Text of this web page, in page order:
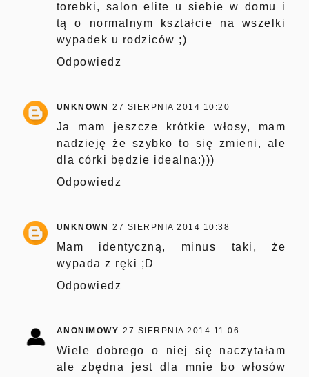
torebki, salon elite u siebie w domu i
tą o normalnym kształcie na wszelki
wypadek u rodziców ;)
Odpowiedz
UNKNOWN 27 SIERPNIA 2014 10:20
Ja mam jeszcze krótkie włosy, mam
nadzieję że szybko to się zmieni, ale
dla córki będzie idealna:)))
Odpowiedz
UNKNOWN 27 SIERPNIA 2014 10:38
Mam identyczną, minus taki, że
wypada z ręki ;D
Odpowiedz
ANONIMOWY 27 SIERPNIA 2014 11:06
Wiele dobrego o niej się naczytałam
ale zbędna jest dla mnie bo włosów